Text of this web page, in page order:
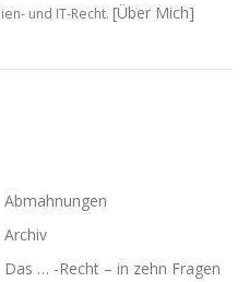
und IT-Recht. [Über Mich]
Abmahnungen
Archiv
Das … -Recht – in zehn Fragen